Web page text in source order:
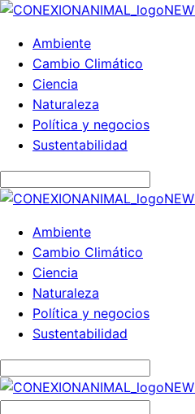
Ambiente
Cambio Climático
Ciencia
Naturaleza
Política y negocios
Sustentabilidad
Ambiente
Cambio Climático
Ciencia
Naturaleza
Política y negocios
Sustentabilidad